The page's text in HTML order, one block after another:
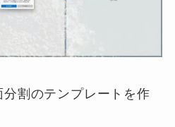
割のテンプレートを作